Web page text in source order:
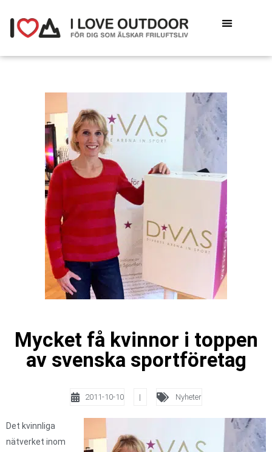
Mycket få kvinnor i toppen
av svenska sportföretag
2011-10-10 | Nyheter
Det kvinnliga
nätverket inom